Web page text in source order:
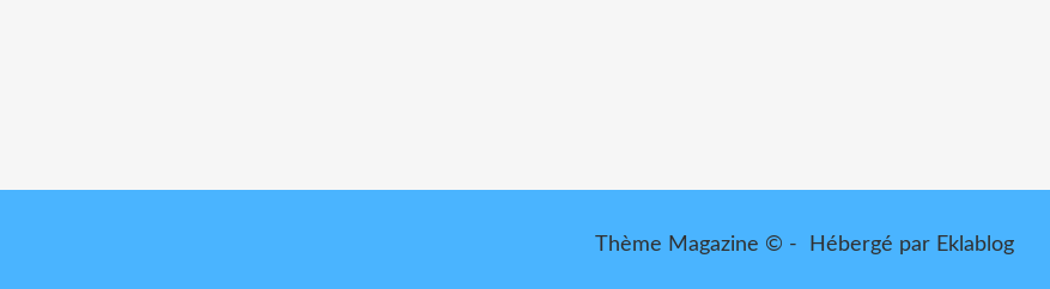
Thème Magazine © - Hébergé par Eklablog